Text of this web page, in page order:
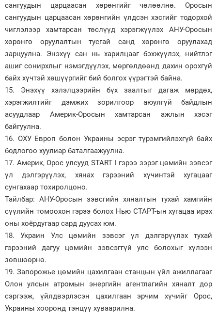
сангуудын царцаасан хөрөнгийг чөлөөлнө. Оросын
сангуудын царцаасан хөрөнгийн үлдсэн хэсгийг тодорхой
чиглэлээр хамтарсан төслүүд хэрэгжүүлэх АНУ-Оросын
хөрөнгө оруулалтын тусгай санд хөрөнгө оруулахад
зарцуулна. Энэхүү сан нь харилцааг бэхжүүлэх, нийтлэг
ашиг сонирхлыг нэмэгдүүлэх, мөргөлдөөнд дахин орохгүй
байх хүчтэй хөшүүргийг бий болгох үүрэгтэй байна.
15. Энэхүү хэлэлцээрийн бүх заалтыг дагаж мөрдөх,
хэрэгжилтийг дэмжих зорилгоор аюулгүй байдлын
асуудлаар Америк-Оросын хамтарсан ажлын хэсэг
байгуулна.
16. ОХУ Европ болон Украины эсрэг түрэмгийлэхгүй байх
бодлогоо хуулиар баталгаажуулна.
17. Америк, Орос улсууд START I гэрээ зэрэг цөмийн зэвсэг
үл дэлгэрүүлэх, хянах гэрээний хүчинтэй хугацааг
сунгахаар тохиролцоно.
Тайлбар: АНУ-Оросын зэвсгийн хяналтын тухай хамгийн
сүүлийн томоохон гэрээ болох Нью СТАРТ-ын хугацаа ирэх
оны хоёрдугаар сард дуусах юм.
18. Украин Улс цөмийн зэвсэг үл дэлгэрүүлэх тухай
гэрээний дагуу цөмийн зэвсэггүй улс болохыг хүлээн
зөвшөөрнө.
19. Запорожье цөмийн цахилгаан станцын үйл ажиллагааг
Олон улсын атромын энергийн агентлагийн хяналт дор
сэргээж, үйлдвэрлэсэн цахилгаан эрчим хүчийг Орос,
Украины хооронд тэнцүү хуваарилна.